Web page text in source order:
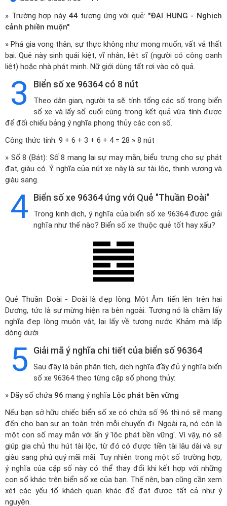
» Trường hợp này 44 tương ứng với quẻ: "ĐẠI HUNG - Nghịch
cảnh phiền muộn"
» Phá gia vong thân, sự thực không như mong muốn, vất vả thất
bại. Quẻ này sinh quái kiệt, vĩ nhân, liệt sĩ (người có công oanh
liệt) hoặc nhà phát minh. Nữ giới dùng tất rơi vào cô quả.
3 Biển số xe 96364 có 8 nút
Theo dân gian, người ta sẽ tính tổng các số trong biển
số xe và lấy số cuối cùng trong kết quả vừa tính được
để đối chiếu bảng ý nghĩa phong thủy các con số.
Công thức tính: 9 + 6 + 3 + 6 + 4 = 28 » 8 nút
» Số 8 (Bát): Số 8 mang lại sự may mắn, biểu trưng cho sự phát
đạt, giàu có. Ý nghĩa của nút xe này là sự tài lộc, thịnh vượng và
giàu sang.
4 Biển số xe 96364 ứng với Quẻ "Thuần Đoài"
Trong kinh dịch, ý nghĩa của biển số xe 96364 được giải
nghĩa như thế nào? Biển số xe thuộc quẻ tốt hay xấu?
Quẻ Thuần Đoài - Đoài là đẹp lòng. Một Âm tiến lên trên hai
Dương, tức là sự mừng hiện ra bên ngoài. Tượng nó là chầm lấy
nghĩa đẹp lòng muôn vật, lại lấy về tượng nước Khảm mà lấp
dòng dưới.
5 Giải mã ý nghĩa chi tiết của biển số 96364
Sau đây là bản phân tích, dịch nghĩa đầy đủ ý nghĩa biển
số xe 96364 theo từng cặp số phong thủy:
» Dãy số chứa 96 mang ý nghĩa Lộc phát bền vững
Nếu bạn sở hữu chiếc biển số xe có chứa số 96 thì nó sẽ mang
đến cho bạn sự an toàn trên mỗi chuyến đi. Ngoài ra, nó còn là
một con số may mắn với ẩn ý 'lộc phát bền vững'. Vì vậy, nó sẽ
giúp gia chủ thu hút tài lộc, từ đó có được tiền tài lâu dài và sự
giàu sang phú quý mãi mãi. Tuy nhiên trong một số trường hợp,
ý nghĩa của cặp số này có thể thay đổi khi kết hợp với những
con số khác trên biển số xe của bạn. Thế nên, bạn cũng cần xem
xét các yếu tố khách quan khác để đạt được tất cả như ý
nguyện.